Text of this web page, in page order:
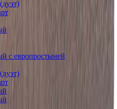
с европростыней